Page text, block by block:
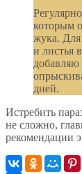
которым
жука. Для
и листья
добавляю
дней.
Истребить
не сложно,
рекомендации